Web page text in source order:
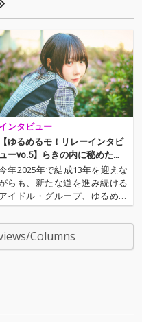
インタビュー
【ゆるめるモ！リレーインタビ
ューvo.5】らきの内に秘めた、
ラメラと燃ゆる想い
年2025年で結成13年を迎えな
らも、新たな道を進み続ける
アイドル・グループ、ゆるめる
！。そんな現在のグループの
みにフォーカスを当てるメン
ー個別インタビューシリーズ
第5弾に登場するのは、ら
Columns